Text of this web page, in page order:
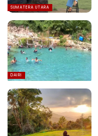
SUMATERA UTARA
DAIRI